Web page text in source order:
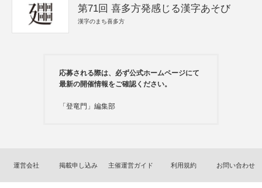
第71回 喜多方発感じる漢字あそび
漢字のまち喜多方
応募される際は、必ず公式ホームページにて
最新の開催情報をご確認ください。
「登竜門」編集部
運営会社 掲載申し込み 主催運営ガイド 利用規約 お問い合わせ